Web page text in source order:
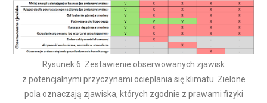
Rysunek 6. Zestawienie obserwowanych zjawisk
z potencjalnymi przyczynami ocieplania się klimatu. Zielone
pola oznaczają zjawiska, których zgodnie z prawami fizyki